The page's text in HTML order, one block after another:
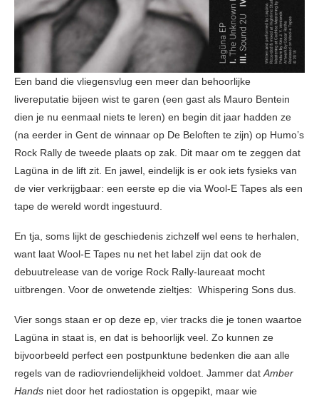
Een band die vliegensvlug een meer dan behoorlijke
livereputatie bijeen wist te garen (een gast als Mauro Bentein
dien je nu eenmaal niets te leren) en begin dit jaar hadden ze
(na eerder in Gent de winnaar op De Beloften te zijn) op Humo’s
Rock Rally de tweede plaats op zak. Dit maar om te zeggen dat
Lagüna in de lift zit. En jawel, eindelijk is er ook iets fysieks van
de vier verkrijgbaar: een eerste ep die via Wool-E Tapes als een
tape de wereld wordt ingestuurd.
En tja, soms lijkt de geschiedenis zichzelf wel eens te herhalen,
want laat Wool-E Tapes nu net het label zijn dat ook de
debuutrelease van de vorige Rock Rally-laureaat mocht
uitbrengen. Voor de onwetende zieltjes: Whispering Sons dus.
Vier songs staan er op deze ep, vier tracks die je tonen waartoe
Lagüna in staat is, en dat is behoorlijk veel. Zo kunnen ze
bijvoorbeeld perfect een postpunktune bedenken die aan alle
regels van de radiovriendelijkheid voldoet. Jammer datAmber
Hands niet door het radiostation is opgepikt, maar wie